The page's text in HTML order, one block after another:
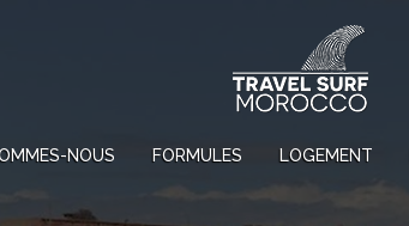
NOUS FORMULES LOGEMENT